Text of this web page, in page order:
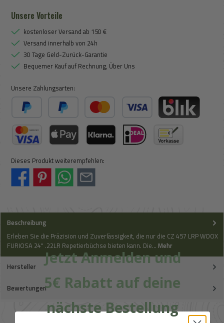
Unsere Vorteile
kostenloser Versand ab 150 €
Versand innerhalb von 24h
30 Tage Geld-Zurück-Garantie
Bequemer Kauf auf Rechnung, Über Uns
Unsere Zahlungsarten:
Später BezahlenKredit- oder Debitkarte
Dieses Produkt weiterempfehlen:
Beschreibung
Erleben Sie die Präzision und Zuverlässigkeit, die nur die CZ 457 LRP WOOX
FURIOSA 24" .22LR Repetierbüchse bieten kann. Die… Mehr
Hersteller
Bewertungen
Jetzt Anmelden und
5€ Rabatt auf deine
nächste Bestellung